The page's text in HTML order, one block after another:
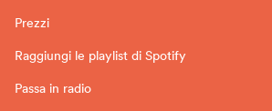
Prezzi
Raggiungi le playlist di Spotify
Passa in radio